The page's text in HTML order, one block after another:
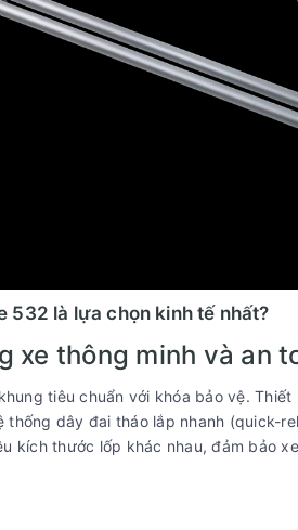
532 là lựa chọn kinh tế nhất?
xe thông minh và an
tiêu chuẩn với khóa bảo vệ.
thống dây đai tháo lắp nhanh (quick-
kích thước lốp khác nhau, đảm bảo